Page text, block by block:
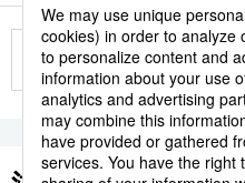
もっ